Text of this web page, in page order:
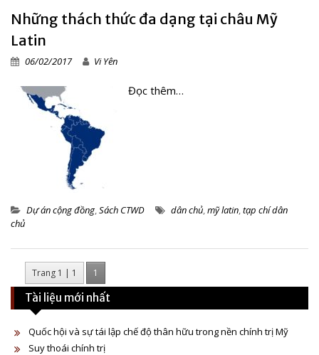
Những thách thức đa dạng tại châu Mỹ
Latin
06/02/2017 Vi Yên
Đọc thêm…
Dự án cộng đồng Sách CTWD dân chủ mỹ latin tạp chí dân
chủ
Trang 1 | 1 1
Tài liệu mới nhất
Quốc hội và sự tái lập chế độ thân hữu trong nền chính trị Mỹ
Suy thoái chính trị